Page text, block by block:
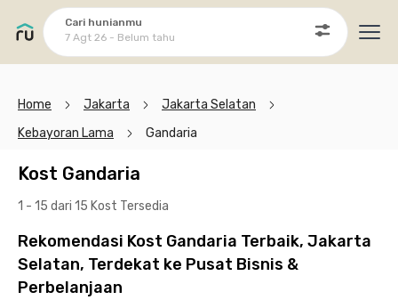
Cari hunianmu
7 Agt 26 - Belum tahu
Home Jakarta
Jakarta Selatan
Kebayoran Lama
Gandaria
Kost Gandaria
1 - 15 dari 15 Kost Tersedia
Rekomendasi Kost Gandaria Terbaik, Jakarta
Selatan, Terdekat ke Pusat Bisnis &
Perbelanjaan